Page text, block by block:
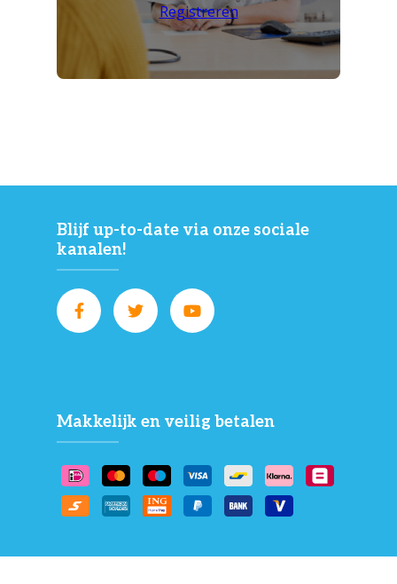
Registreren
Blijf up-to-date via onze sociale
kanalen!
Makkelijk en veilig betalen